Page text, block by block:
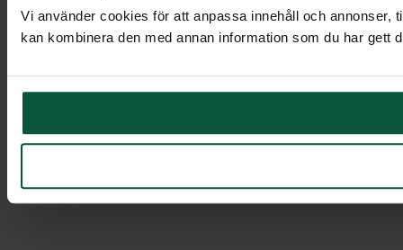
Vi använder cookies för att anpassa innehåll och
kan kombinera den med annan information som du har